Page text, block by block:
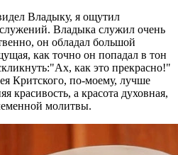
Владыку, я ощутил
Владыка служил очень
он обладал большой
как точно он попадал в тон
как это прекрасно!"
Критского, по-моему, лучше
красивость, а красота духовная,
молитвы.